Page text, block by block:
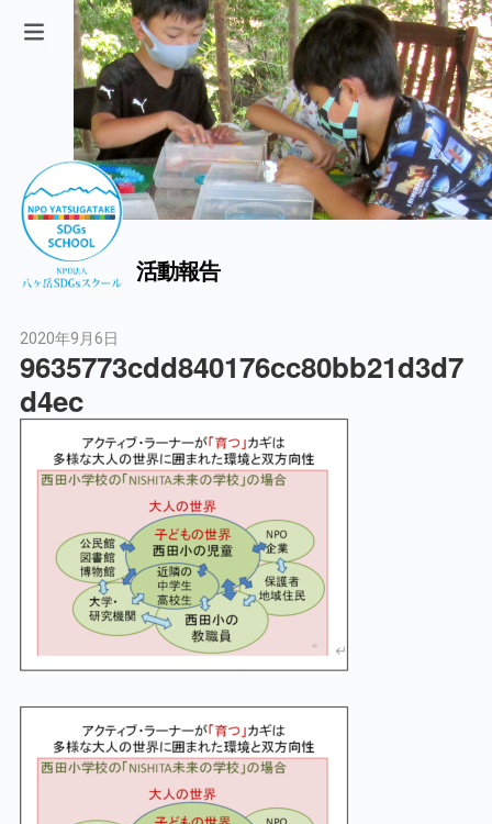
活動報告
2020年9月6日
9635773cdd840176cc80bb21d3d7
d4ec